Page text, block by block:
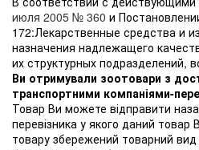
июля 2005 № 360 и
172:Лекарственные средства и
назначения надлежащего
их структурных подразделений,
Ви отримували зоотовари з
транспортними компаніями-
Товар Ви можете відправити
перевізника у якого даний
товару збережений товарний вид